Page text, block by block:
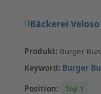
Bäckerei Veloso
Produkt: Burger
Keyword: Burger
Position: Top 1